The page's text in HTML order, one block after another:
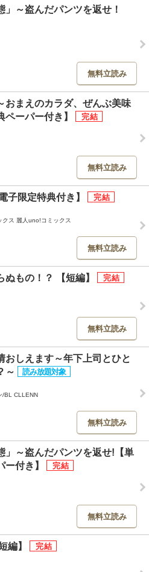
」～盗んだパンツを返せ！
無料立読み
おまえのカラダ、ぜんぶ美味
ペーパー付き】
無料立読み
子限定特典付き】
クス 麗人uno!コミックス
無料立読み
ぬもの！？ 【短編】
無料立読み
おしえます～年下上司とひと
～
/BL CLLENN
無料立読み
」～盗んだパンツを返せ!【単
ー付き】
無料立読み
編】